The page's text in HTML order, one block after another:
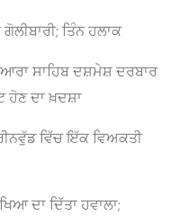
ਤਿੰਨ ਹਲਾਕ
ਸਾਹਿਬ ਦਸ਼ਮੇਸ਼ ਦਰਬਾਰ
ਹੋਣ ਦਾ ਖ਼ਦਸ਼ਾ
ਵਿੱਚ ਇੱਕ ਵਿਅਕਤੀ
ਦਾ ਦਿੱਤਾ ਹਵਾਲਾ;